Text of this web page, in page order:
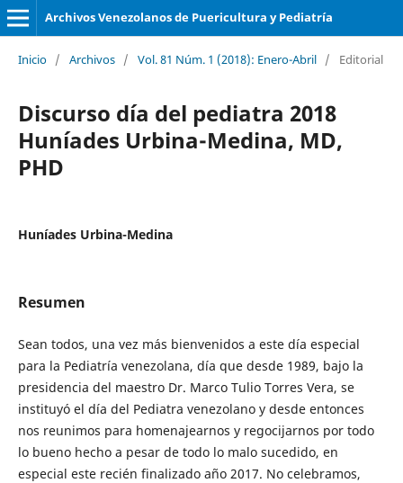
Archivos Venezolanos de Puericultura y Pediatría
Inicio / Archivos / Vol. 81 Núm. 1 (2018): Enero-Abril / Editorial
Discurso día del pediatra 2018
Huníades Urbina-Medina, MD,
PHD
Huníades Urbina-Medina
Resumen
Sean todos, una vez más bienvenidos a este día especial
para la Pediatría venezolana, día que desde 1989, bajo la
presidencia del maestro Dr. Marco Tulio Torres Vera, se
instituyó el día del Pediatra venezolano y desde entonces
nos reunimos para homenajearnos y regocijarnos por todo
lo bueno hecho a pesar de todo lo malo sucedido, en
especial este recién finalizado año 2017. No celebramos,